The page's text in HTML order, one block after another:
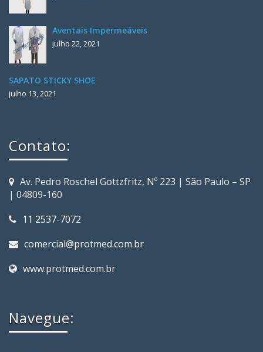
Aventais Impermeáveis
julho 22, 2021
SAPATO STICKY SHOE
julho 13, 2021
Contato:
Av. Pedro Roschel Gottzfritz, Nº 223 | São Paulo – SP
| 04809-160
11 2537-7072
comercial@protmed.com.br
www.protmed.com.br
Navegue: